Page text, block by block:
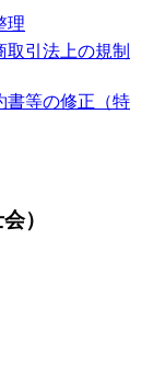
理
引法上の規制
書等の修正（特
）